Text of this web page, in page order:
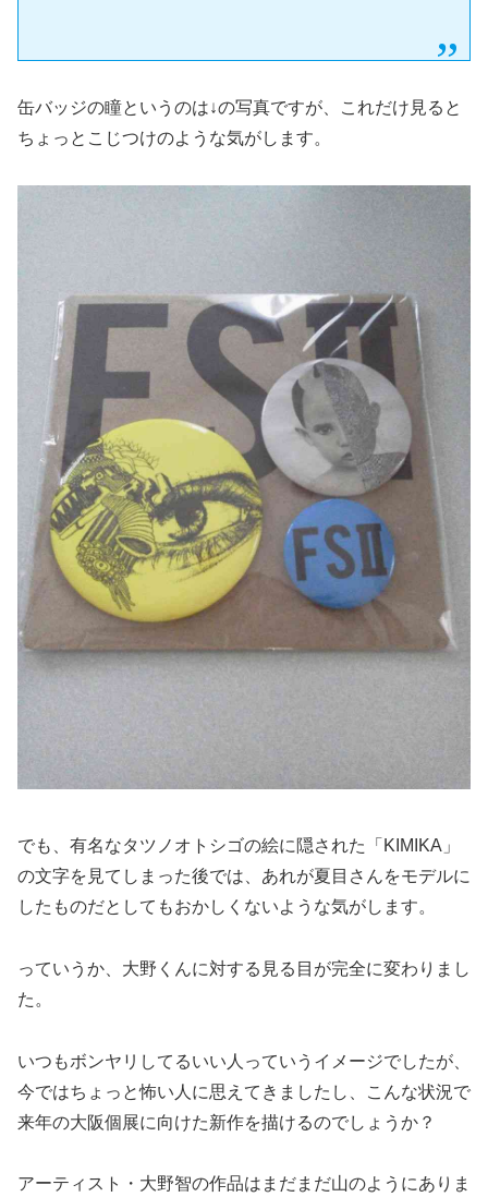
缶バッジの瞳というのは↓の写真ですが、これだけ見ると
ちょっとこじつけのような気がします。
でも、有名なタツノオトシゴの絵に隠された「KIMIKA」
の文字を見てしまった後では、あれが夏目さんをモデルに
したものだとしてもおかしくないような気がします。
っていうか、大野くんに対する見る目が完全に変わりまし
た。
いつもボンヤリしてるいい人っていうイメージでしたが、
今ではちょっと怖い人に思えてきましたし、こんな状況で
来年の大阪個展に向けた新作を描けるのでしょうか？
アーティスト・大野智の作品はまだまだ山のようにありま